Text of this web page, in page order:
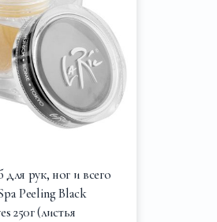
рук, ног и всего
Peeling Black
250г (листья